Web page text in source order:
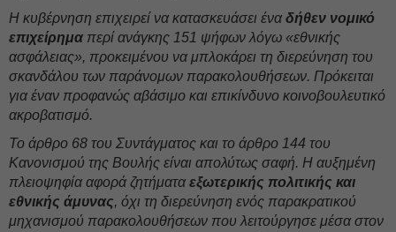
Η κυβέρνηση επιχειρεί να κατασκευάσει ένα δήθεν νομικό
επιχείρημα περί ανάγκης 151 ψήφων λόγω «εθνικής
ασφάλειας», προκειμένου να μπλοκάρει τη διερεύνηση του
σκανδάλου των παράνομων παρακολουθήσεων. Πρόκειται
για έναν προφανώς αβάσιμο και επικίνδυνο κοινοβουλευτικό
ακροβατισμό.
Το άρθρο 68 του Συντάγματος και το άρθρο 144 του
Κανονισμού της Βουλής είναι απολύτως σαφή. Η αυξημένη
πλειοψηφία αφορά ζητήματα εξωτερικής πολιτικής και
εθνικής άμυνας, όχι τη διερεύνηση ενός παρακρατικού
μηχανισμού παρακολουθήσεων που λειτούργησε μέσα στον